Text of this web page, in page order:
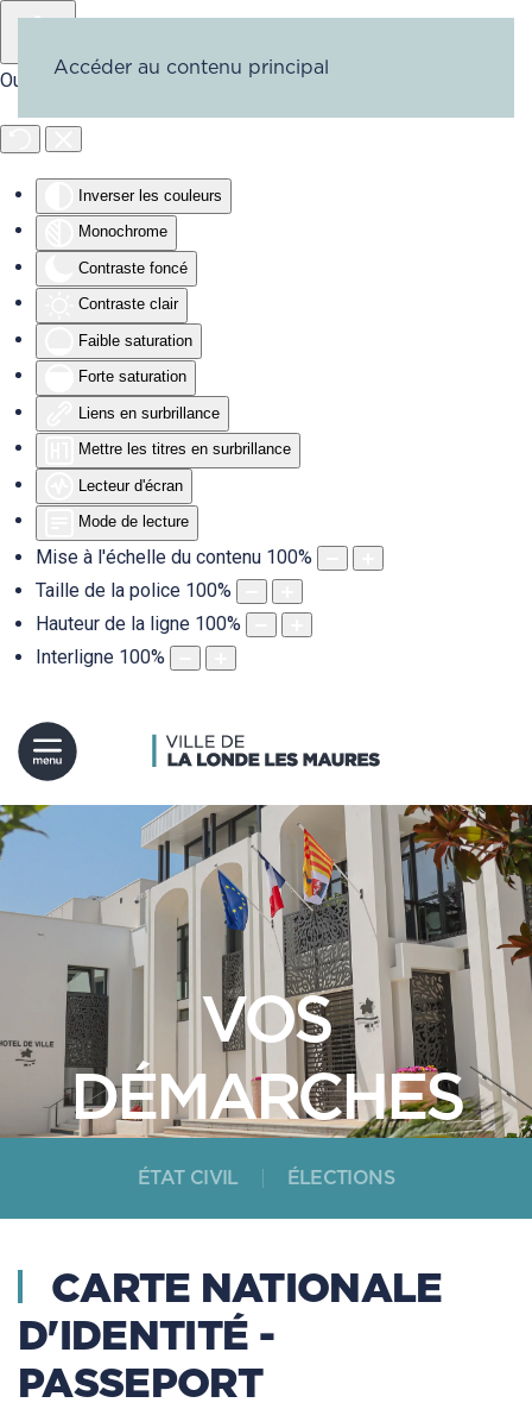
Outils d'accessibilité
Inverser les couleurs
Monochrome
Contraste foncé
Contraste clair
Faible saturation
Forte saturation
Liens en surbrillance
Mettre les titres en surbrillance
Lecteur d'écran
Mode de lecture
Mise à l'échelle du contenu 100%
Taille de la police 100%
Hauteur de la ligne 100%
Interligne 100%
Accéder au contenu principal
VOS
DÉMARCHES
ÉTAT CIVIL ÉLECTIONS
CARTE NATIONALE
D'IDENTITÉ -
PASSEPORT